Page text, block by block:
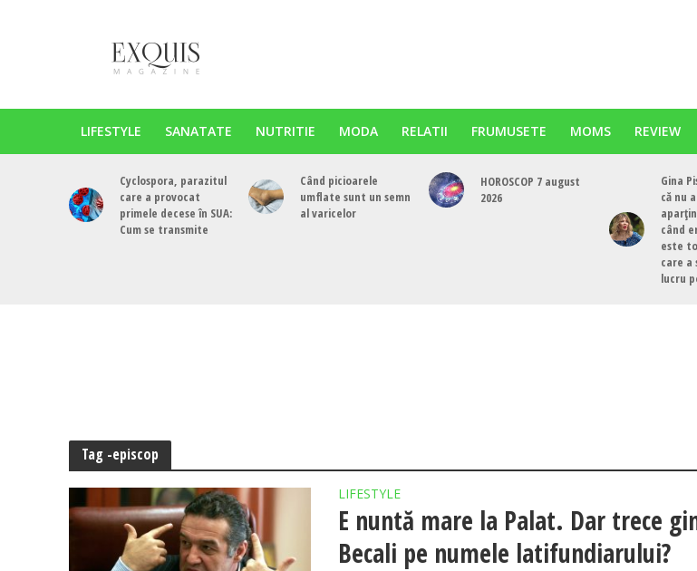
LIFESTYLE SANATATE NUTRITIE MODA RELATII FRUMUSETE MOMS REVIEW
Cyclospora, parazitul
care a provocat
primele decese în SUA:
Cum se transmite
Când picioarele
umflate sunt un semn
al varicelor
HOROSCOP 7 august
2026
Gina
că nu
când
este
care a
lucru
Tag -episcop
LIFESTYLE
E nuntă mare la Palat. Dar trece
Becali pe numele latifundiarului?